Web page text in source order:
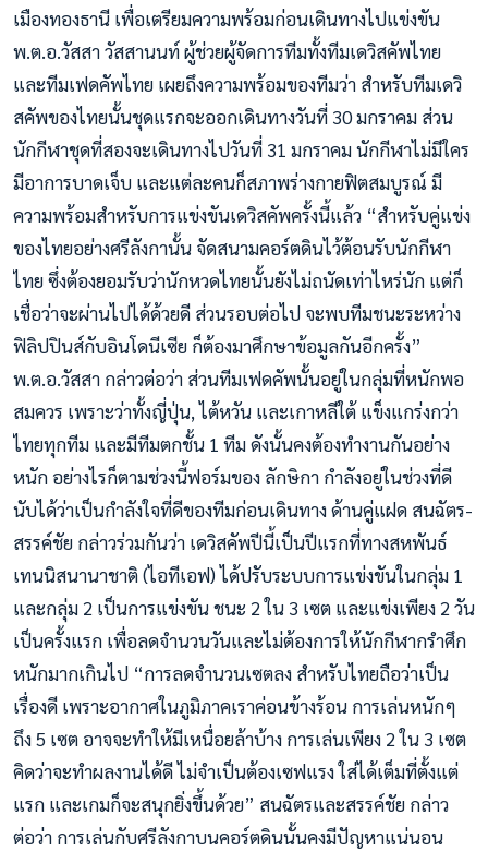
เมืองทองธานี เพื่อเตรียมความพร้อมก่อนเดินทางไปแข่งขัน
พ.ต.อ.วัสสา วัสสานนท์ ผู้ช่วยผู้จัดการทีมทั้งทีมเดวิสคัพไทย
และทีมเฟดคัพไทย เผยถึงความพร้อมของทีมว่า สำหรับทีมเดวิ
สคัพของไทยนั้นชุดแรกจะออกเดินทางวันที่ 30 มกราคม ส่วน
นักกีฬาชุดที่สองจะเดินทางไปวันที่ 31 มกราคม นักกีฬาไม่มีใคร
มีอาการบาดเจ็บ และแต่ละคนก็สภาพร่างกายฟิตสมบูรณ์ มี
ความพร้อมสำหรับการแข่งขันเดวิสคัพครั้งนี้แล้ว “สำหรับคู่แข่ง
ของไทยอย่างศรีลังกานั้น จัดสนามคอร์ตดินไว้ต้อนรับนักกีฬา
ไทย ซึ่งต้องยอมรับว่านักหวดไทยนั้นยังไม่ถนัดเท่าไหร่นัก แต่ก็
เชื่อว่าจะผ่านไปได้ด้วยดี ส่วนรอบต่อไป จะพบทีมชนะระหว่าง
ฟิลิปปินส์กับอินโดนีเซีย ก็ต้องมาศึกษาข้อมูลกันอีกครั้ง”
พ.ต.อ.วัสสา กล่าวต่อว่า ส่วนทีมเฟดคัพนั้นอยู่ในกลุ่มที่หนักพอ
สมควร เพราะว่าทั้งญี่ปุ่น, ไต้หวัน และเกาหลีใต้ แข็งแกร่งกว่า
ไทยทุกทีม และมีทีมตกชั้น 1 ทีม ดังนั้นคงต้องทำงานกันอย่าง
หนัก อย่างไรก็ตามช่วงนี้ฟอร์มของ ลักษิกา กำลังอยู่ในช่วงที่ดี
นับได้ว่าเป็นกำลังใจที่ดีของทีมก่อนเดินทาง ด้านคู่แฝด สนฉัตร-
สรรค์ชัย กล่าวร่วมกันว่า เดวิสคัพปีนี้เป็นปีแรกที่ทางสหพันธ์
เทนนิสนานาชาติ (ไอทีเอฟ) ได้ปรับระบบการแข่งขันในกลุ่ม 1
และกลุ่ม 2 เป็นการแข่งขัน ชนะ 2 ใน 3 เซต และแข่งเพียง 2 วัน
เป็นครั้งแรก เพื่อลดจำนวนวันและไม่ต้องการให้นักกีฬากรำศึก
หนักมากเกินไป “การลดจำนวนเซตลง สำหรับไทยถือว่าเป็น
เรื่องดี เพราะอากาศในภูมิภาคเราค่อนข้างร้อน การเล่นหนักๆ
ถึง 5 เซต อาจจะทำให้มีเหนื่อยล้าบ้าง การเล่นเพียง 2 ใน 3 เซต
คิดว่าจะทำผลงานได้ดี ไม่จำเป็นต้องเซฟแรง ใส่ได้เต็มที่ตั้งแต่
แรก และเกมก็จะสนุกยิ่งขึ้นด้วย” สนฉัตรและสรรค์ชัย กล่าว
ต่อว่า การเล่นกับศรีลังกาบนคอร์ตดินนั้นคงมีปัญหาแน่นอน